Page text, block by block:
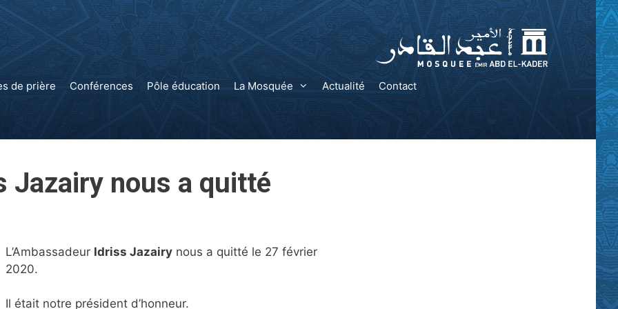
de prière Conférences Pôle éducation La Mosquée Actualité Contact
Jazairy nous a quitté
L’Ambassadeur Idriss Jazairy nous a quitté le 27 février
2020.
Il était notre président d’honneur.